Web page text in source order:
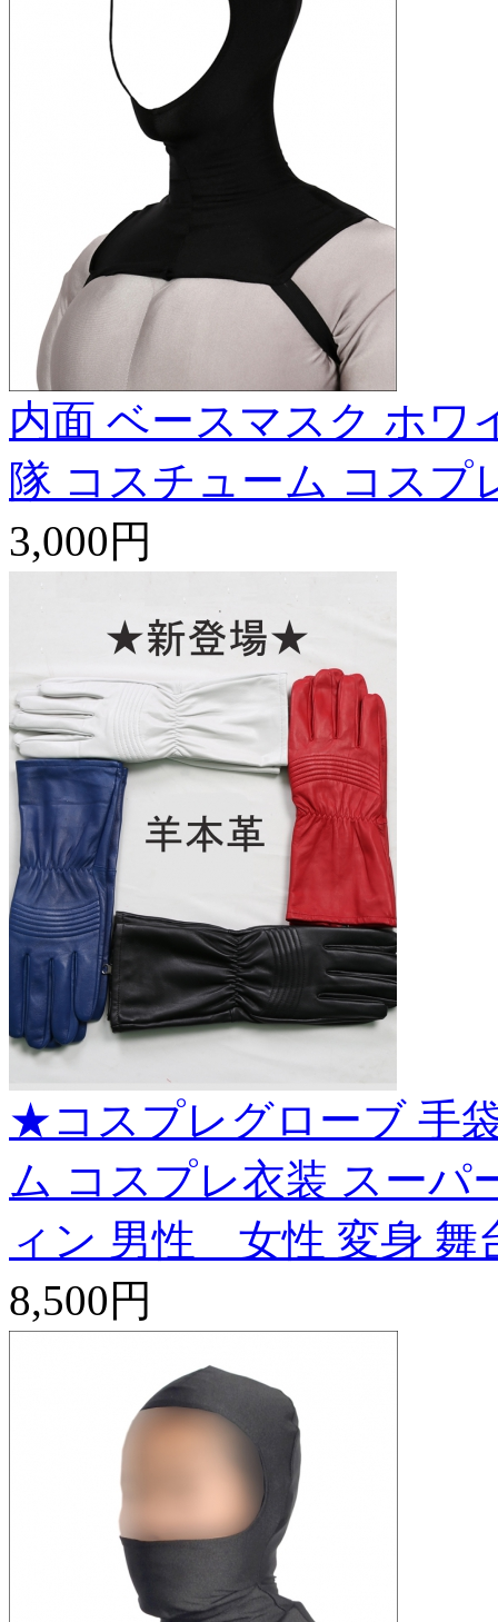
内面 ベースマスク ホワ
隊 コスチューム コスプ
3,000円
★コスプレグローブ 手
ム コスプレ衣装 スーパ
ィン 男性 女性 変身 舞
8,500円